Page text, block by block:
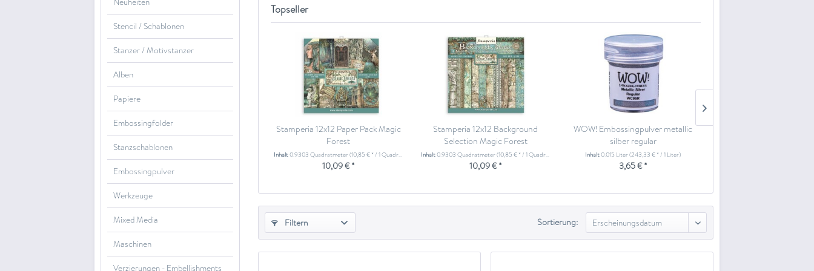
Stencil / Schablonen
Stanzer / Motivstanzer
Alben
Papiere
Embossingfolder
Stanzschablonen
Embossingpulver
Werkzeuge
Mixed Media
Maschinen
Verzierungen - Embellishments
Topseller
Stamperia 12x12 Paper Pack Magic
Forest
Inhalt0.9303 Quadratmeter(10,85 € * / 1 Quadratmeter)
10,09 € *
Stamperia 12x12 Background
Selection Magic Forest
Inhalt0.9303 Quadratmeter(10,85 € * / 1 Quadratmeter)
10,09 € *
WOW! Embossingpulver metallic
silber regular
Inhalt0.015 Liter(243,33 € * / 1 Liter)
3,65 € *
Filtern Sortierung: